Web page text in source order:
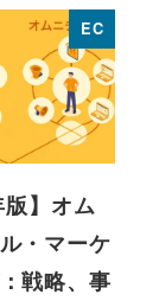
EC
版】オム
・マーケ
戦略、事